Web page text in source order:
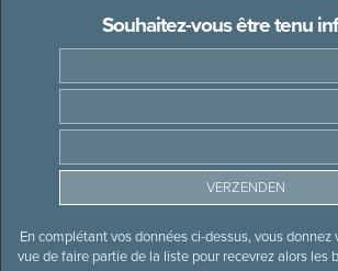
Souhaitez-vous être tenu
En complétant vos données ci-dessus, vous donnez
vue de faire partie de la liste pour recevrez alors les